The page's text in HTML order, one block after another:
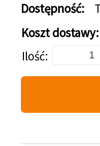
Dostępność:
Koszt dostawy:
Dodaj do koszyka
Ilość